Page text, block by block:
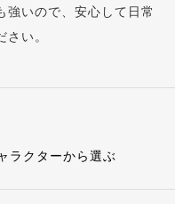
強いので、安心して日常
い。
ラクターから選ぶ